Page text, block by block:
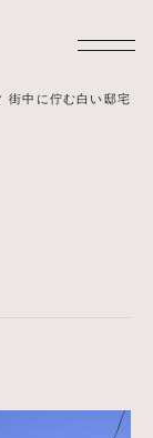
街中に佇む白い邸宅